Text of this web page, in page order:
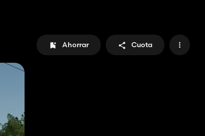
Ahorrar Cuota